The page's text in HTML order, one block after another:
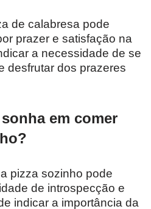
de calabresa pode
prazer e satisfação na
a necessidade de se
desfrutar dos prazeres
em comer
pizza sozinho pode
de introspecção e
indicar a importância da